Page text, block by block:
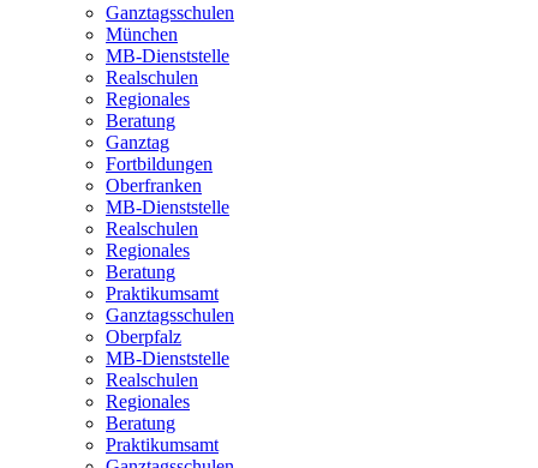
Ganztagsschulen
München
MB-Dienststelle
Realschulen
Regionales
Beratung
Ganztag
Fortbildungen
Oberfranken
MB-Dienststelle
Realschulen
Regionales
Beratung
Praktikumsamt
Ganztagsschulen
Oberpfalz
MB-Dienststelle
Realschulen
Regionales
Beratung
Praktikumsamt